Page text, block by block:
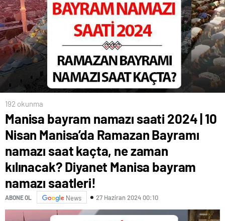
192 okunma
Manisa bayram namazı saati 2024 | 10
Nisan Manisa’da Ramazan Bayramı
namazı saat kaçta, ne zaman
kılınacak? Diyanet Manisa bayram
namazı saatleri!
ABONE OL News 27 Haziran 2024 00:10